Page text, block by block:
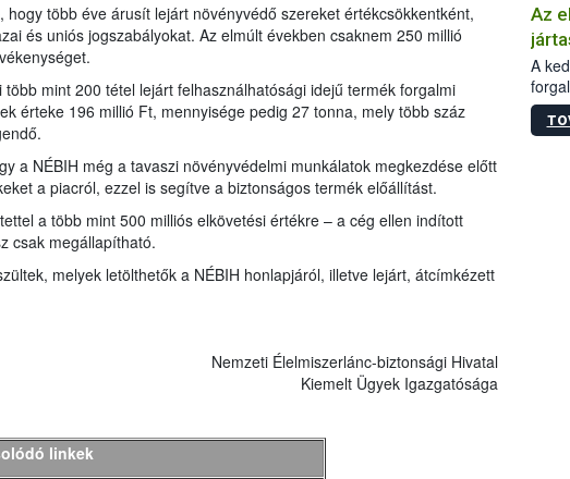
több éve árusít lejárt növényvédő szereket értékcsökkentként,
és uniós jogszabályokat. Az elmúlt években csaknem 250 millió
mint 200 tétel lejárt felhasználhatósági idejű termék forgalmi
érteke 196 millió Ft, mennyisége pedig 27 tonna, mely több száz
a NÉBIH még a tavaszi növényvédelmi munkálatok megkezdése előtt
a piacról, ezzel is segítve a biztonságos termék előállítást.
a több mint 500 milliós elkövetési értékre – a cég ellen indított
csak megállapítható.
melyek letölthetők a NÉBIH honlapjáról, illetve lejárt, átcímkézett
Nemzeti Élelmiszerlánc-biztonsági Hivatal
Kiemelt Ügyek Igazgatósága
linkek
Az
A